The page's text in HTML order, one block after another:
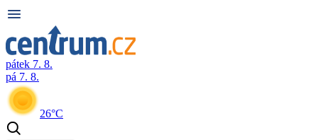
pátek 7. 8.
pá 7. 8.
26°C